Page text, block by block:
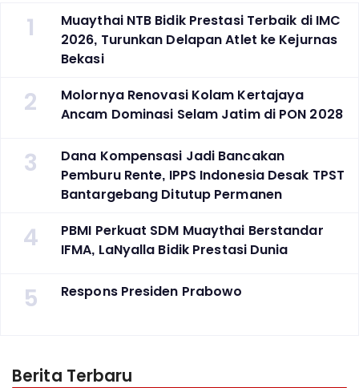
1
Muaythai NTB Bidik Prestasi Terbaik di IMC
2026, Turunkan Delapan Atlet ke Kejurnas
Bekasi
2
Molornya Renovasi Kolam Kertajaya
Ancam Dominasi Selam Jatim di PON 2028
3
Dana Kompensasi Jadi Bancakan
Pemburu Rente, IPPS Indonesia Desak TPST
Bantargebang Ditutup Permanen
4
PBMI Perkuat SDM Muaythai Berstandar
IFMA, LaNyalla Bidik Prestasi Dunia
5 Respons Presiden Prabowo
Berita Terbaru